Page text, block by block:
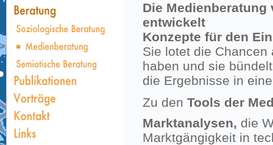
Die
entwickelt
Konzepte für den
Sie lotet die
haben und sie bündelt
die Ergebnisse in
Zu den Tools der
Marktanalysen, die
Marktgängigkeit in